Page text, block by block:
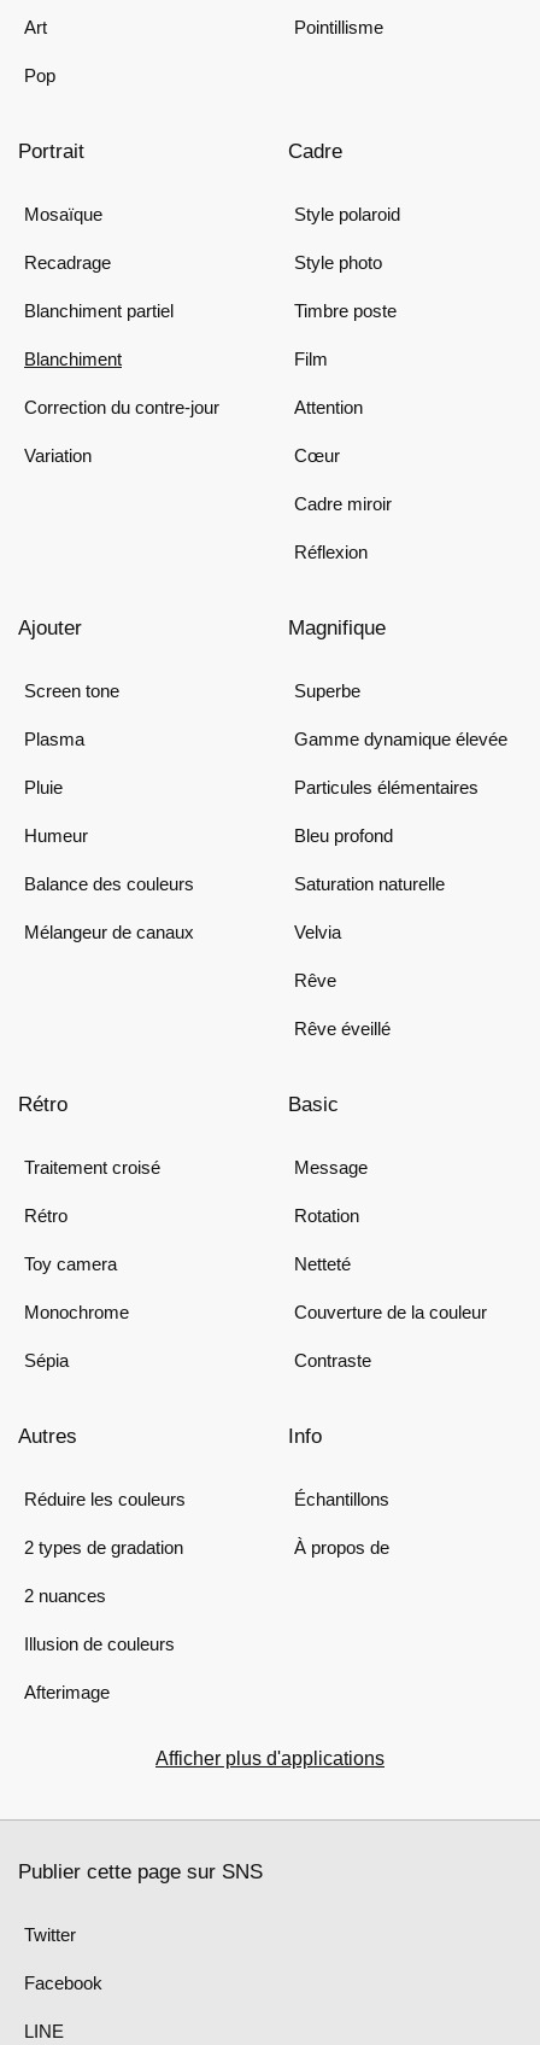
Art
Pop
Pointillisme
Portrait
Mosaïque
Recadrage
Blanchiment partiel
Blanchiment
Correction du contre-jour
Variation
Cadre
Style polaroid
Style photo
Timbre poste
Film
Attention
Cœur
Cadre miroir
Réflexion
Ajouter
Screen tone
Plasma
Pluie
Humeur
Balance des couleurs
Mélangeur de canaux
Magnifique
Superbe
Gamme dynamique élevée
Particules élémentaires
Bleu profond
Saturation naturelle
Velvia
Rêve
Rêve éveillé
Rétro
Traitement croisé
Rétro
Toy camera
Monochrome
Sépia
Basic
Message
Rotation
Netteté
Couverture de la couleur
Contraste
Autres
Réduire les couleurs
2 types de gradation
2 nuances
Illusion de couleurs
Afterimage
Info
Échantillons
À propos de
Afficher plus d'applications
Publier cette page sur SNS
Twitter
Facebook
LINE